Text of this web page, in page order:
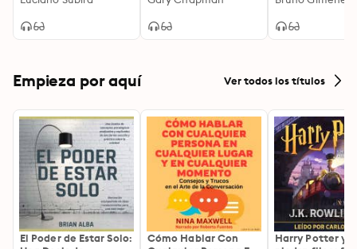
Empieza por aquí Ver todos los títulos
El Poder de Estar Solo:
Cómo Hablar Con
Harry Potter y